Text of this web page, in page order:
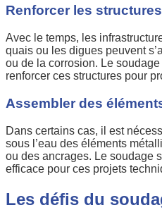
Renforcer les
Avec le temps, les
quais ou les digues peuvent
ou de la corrosion. Le
renforcer ces structures pour
Assembler des
Dans certains cas, il est
sous l’eau des éléments
ou des ancrages. Le soudage
efficace pour ces projets
Les défis du